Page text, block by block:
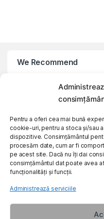
Pentru a oferi cea mai bună
cookie-uri, pentru a stoca și/sau
dispozitive. Consimțământul
procesăm date, cum ar fi
pe acest site. Dacă nu îți dai
consimțământul dat poate avea
funcționalități și funcții.
Administrează serviciile
We Recommend
My Account
Customer Care
About Us